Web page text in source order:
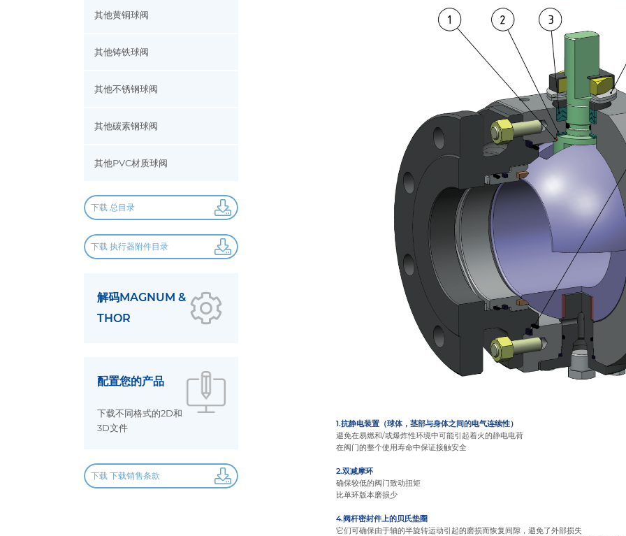
其他黄铜球阀
其他铸铁球阀
其他不锈钢球阀
其他碳素钢球阀
其他PVC材质球阀
下载 总目录
下载 执行器附件目录
解码MAGNUM &
THOR
配置您的产品
下载不同格式的2D和
3D文件
下载 下载销售条款
1.抗静电装置（球体，茎部与身体之间的电气连续性）
避免在易燃和/或爆炸性环境中可能引起着火的静电电荷
在阀门的整个使用寿命中保证接触安全
2.双减摩环
确保较低的阀门致动扭矩
比单环版本磨损少
4.阀杆密封件上的贝氏垫圈
它们可确保由于轴的半旋转运动引起的磨损而恢复间隙，避免了外部损失